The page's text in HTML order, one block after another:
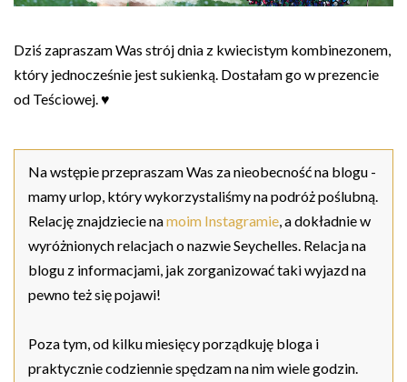
Dziś zapraszam Was strój dnia z kwiecistym kombinezonem,
który jednocześnie jest sukienką. Dostałam go w prezencie
od Teściowej. ♥
Na wstępie przepraszam Was za nieobecność na blogu -
mamy urlop, który wykorzystaliśmy na podróż poślubną.
Relację znajdziecie namoim Instagramie , a dokładnie w
wyróżnionych relacjach o nazwie Seychelles. Relacja na
blogu z informacjami, jak zorganizować taki wyjazd na
pewno też się pojawi!
Poza tym, od kilku miesięcy porządkuję bloga i
praktycznie codziennie spędzam na nim wiele godzin.